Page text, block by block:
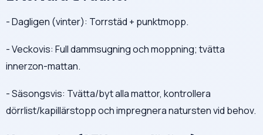
- Dagligen (vinter): Torrstäd + punktmopp.
- Veckovis: Full dammsugning och moppning; tvätta
innerzon-mattan.
- Säsongsvis: Tvätta/byt alla mattor, kontrollera
dörrlist/kapillärstopp och impregnera natursten vid behov.